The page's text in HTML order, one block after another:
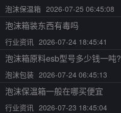
泡沫保温箱 2026-07-25 06:45:08
泡沫箱装东西有毒吗
行业资讯 2026-07-24 18:45:41
泡沫箱原料esb型号多少钱一吨?
泡沫包装 2026-07-24 06:45:13
泡沫保温箱一般在哪买便宜
行业资讯 2026-07-23 18:45:04